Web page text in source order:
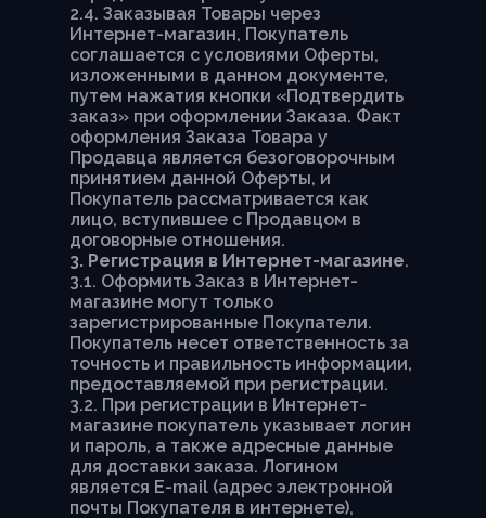
2.4. Заказывая Товары через
Интернет-магазин, Покупатель
соглашается с условиями Оферты,
изложенными в данном документе,
путем нажатия кнопки «Подтвердить
заказ» при оформлении Заказа. Факт
оформления Заказа Товара у
Продавца является безоговорочным
принятием данной Оферты, и
Покупатель рассматривается как
лицо, вступившее с Продавцом в
договорные отношения.
3. Регистрация в Интернет-магазине.
3.1. Оформить Заказ в Интернет-
магазине могут только
зарегистрированные Покупатели.
Покупатель несет ответственность за
точность и правильность информации,
предоставляемой при регистрации.
3.2. При регистрации в Интернет-
магазине покупатель указывает логин
и пароль, а также адресные данные
для доставки заказа. Логином
является E-mail (адрес электронной
почты Покупателя в интернете),